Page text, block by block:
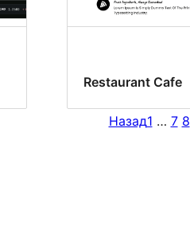
Restaurant Cafe
Назад1 … 7 8